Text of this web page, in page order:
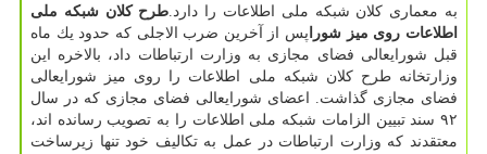
به معماری كلان شبكه ملی اطلاعات را دارد.طرح كلان شبكه ملی
اطلاعات روی میز شورا پس از آخرین ضرب الاجلی كه حدود یك ماه
قبل شورایعالی فضای مجازی به وزارت ارتباطات داد، بالاخره این
وزارتخانه طرح كلان شبكه ملی اطلاعات را روی میز شورایعالی
فضای مجازی گذاشت. اعضای شورایعالی فضای مجازی كه در سال
۹۲ سند تبیین الزامات شبكه ملی اطلاعات را به تصویب رسانده اند،
معتقدند كه وزارت ارتباطات در عمل به تكالیف خود تنها زیرساخت